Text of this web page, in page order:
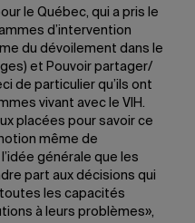
le Québec, qui a pris le
d’intervention
du dévoilement dans le
et Pouvoir partager/
de particulier qu’ils ont
vivant avec le VIH.
placées pour savoir ce
même de
générale que les
part aux décisions qui
les capacités
à leurs problèmes»,